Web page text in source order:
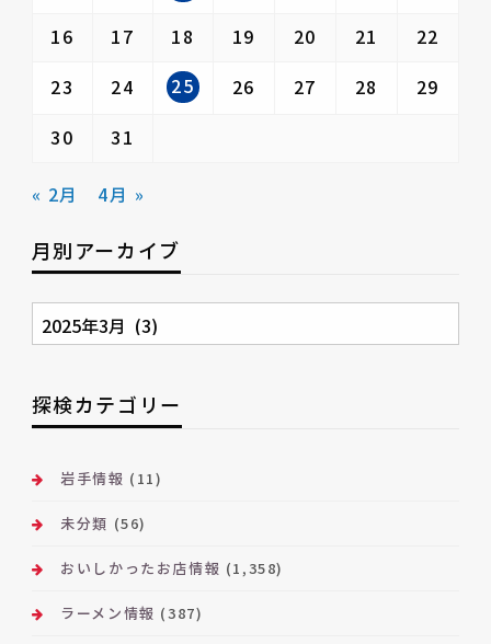
16
17 18 19 20 21
22
23
24 25 26 27 28
29
30
31
« 2月 4月 »
月別アーカイブ
別
ー
カ
ブ
探検カテゴリー
岩手情報 (11)
未分類 (56)
おいしかったお店情報 (1,358)
ラーメン情報 (387)